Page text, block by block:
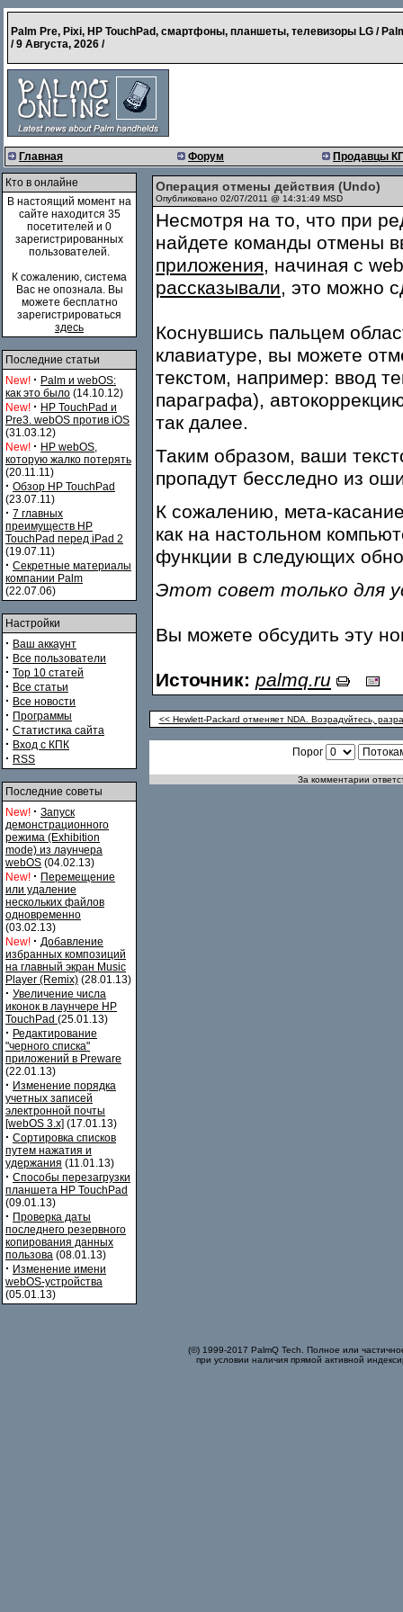
Palm Pre, Pixi, HP TouchPad, смартфоны, планшеты, телевизоры LG /
/9 Августа, 2026 /
Главная Форум Продавцы
Кто в онлайне
В настоящий момент на
сайте находится 35
посетителей и 0
зарегистрированных
пользователей.
К сожалению, система
Вас не опознала. Вы
можете бесплатно
зарегистрироваться
здесь
Последние статьи
New! · Palm и webOS:
как это было (14.10.12)
New! · HP TouchPad и
Pre3. webOS против iOS
(31.03.12)
New! · HP webOS,
которую жалко потерять
(20.11.11)
· Обзор HP TouchPad
(23.07.11)
· 7 главных
преимуществ HP
TouchPad перед iPad 2
(19.07.11)
· Секретные материалы
компании Palm
(22.07.06)
Настройки
· Ваш аккаунт
· Все пользователи
· Top 10 статей
· Все статьи
· Все новости
· Программы
· Статистика сайта
· Вход с КПК
· RSS
Последние советы
New! · Запуск
демонстрационного
режима (Exhibition
mode) из лаунчера
webOS (04.02.13)
New! · Перемещение
или удаление
нескольких файлов
одновременно
(03.02.13)
New! · Добавление
избранных композиций
на главный экран Music
Player (Remix) (28.01.13)
· Увеличение числа
иконок в лаунчере HP
TouchPad (25.01.13)
· Редактирование
"черного списка"
приложений в Preware
(22.01.13)
· Изменение порядка
учетных записей
электронной почты
[webOS 3.x] (17.01.13)
· Сортировка списков
путем нажатия и
удержания (11.01.13)
· Способы перезагрузки
планшета HP TouchPad
(09.01.13)
· Проверка даты
последнего резервного
копирования данных
пользова (08.01.13)
· Изменение имени
webOS-устройства
(05.01.13)
Операция отмены действия (Undo)
Опубликовано 02/07/2011 @ 14:31:49 MSD
Несмотря на то, что при
найдете команды отмены
приложения, начиная с
рассказывали, это можно
Коснувшись пальцем
клавиатуре, вы можете
текстом, например: ввод
параграфа),
так далее.
Таким образом, ваши
пропадут бесследно из
К сожалению, мета-
как на настольном
функции в следующих
Этот совет только для
Вы можете обсудить эту
Источник: palmq.ru
<< Hewlett-Packard отменяет NDA. Возрадуйтесь,
Порог
За комментарии
(©) 1999-2017 PalmQ Tech. Полное или
при условии наличия прямой активной